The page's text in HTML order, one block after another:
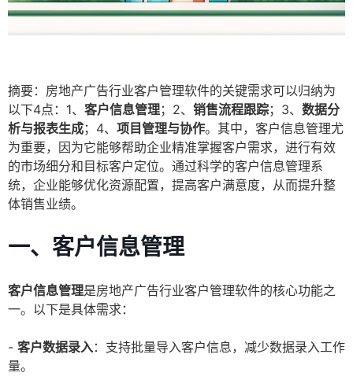
摘要：房地产广告行业客户管理软件的关键需求可以归纳为
以下4点：1、 客户信息管理；2、 销售流程跟踪；3、 数据分
析与报表生成；4、 项目管理与协作。其中，客户信息管理尤
为重要，因为它能够帮助企业精准掌握客户需求，进行有效
的市场细分和目标客户定位。通过科学的客户信息管理系
统，企业能够优化资源配置，提高客户满意度，从而提升整
体销售业绩。
一、客户信息管理
客户信息管理是房地产广告行业客户管理软件的核心功能之
一。以下是具体需求：
- 客户数据录入：支持批量导入客户信息，减少数据录入工作
量。